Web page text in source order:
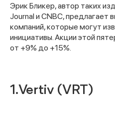
Эрик Бликер, автор таких
Journal и CNBC, предлагает
компаний, которые могут
инициативы. Акции этой
от +9% до +15%.
1. Vertiv (VRT)